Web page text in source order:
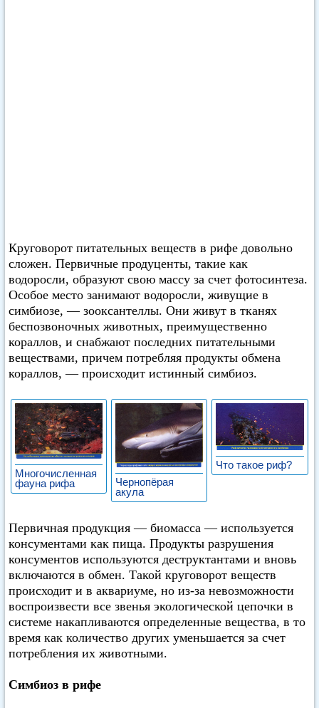
Круговорот питательных веществ в рифе довольно
сложен. Первичные продуценты, такие как
водоросли, образуют свою массу за счет фотосинтеза.
Особое место занимают водоросли, живущие в
симбиозе, — зооксантеллы. Они живут в тканях
беспозвоночных животных, преимущественно
кораллов, и снабжают последних питательными
веществами, причем потребляя продукты обмена
кораллов, — происходит истинный симбиоз.
Многочисленная
фауна рифа
Чернопёрая
акула
Что такое риф?
Первичная продукция — биомасса — используется
консументами как пища. Продукты разрушения
консументов используются деструктантами и вновь
включаются в обмен. Такой круговорот веществ
происходит и в аквариуме, но из-за невозможности
воспроизвести все звенья экологической цепочки в
системе накапливаются определенные вещества, в то
время как количество других уменьшается за счет
потребления их животными.
Симбиоз в рифе